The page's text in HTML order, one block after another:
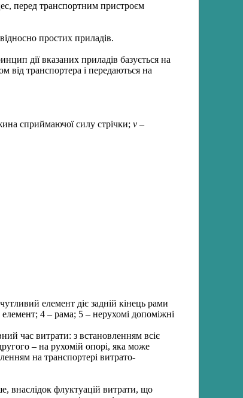
перед транспортним пристроєм
простих приладів.
дії вказаних приладів базується на
транспортера і передаються на
сприймаючої силу стрічки; v –
елемент діє задній кінець рами
4 – рама; 5 – нерухомі допоміжні
час витрати: з встановленням всіє
– на рухомій опорі, яка може
на транспортері витрато-
внаслідок флуктуацій витрати, що